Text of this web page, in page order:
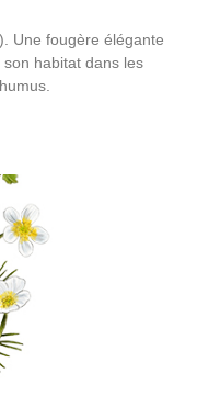
Une fougère élégante
habitat dans les